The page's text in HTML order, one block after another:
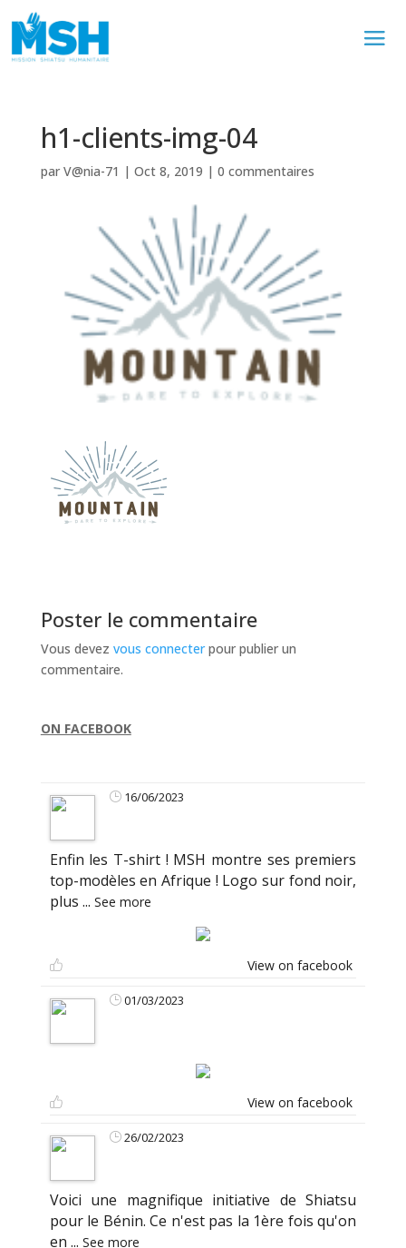
h1-clients-img-04
par V@nia-71 | Oct 8, 2019 | 0 commentaires
Poster le commentaire
Vous devez vous connecterpour publier un
commentaire.
ON FACEBOOK
16/06/2023
Enfin les T-shirt ! MSH montre ses premiers
top-modèles en Afrique ! Logo sur fond noir,
plus ... See more
View on facebook
01/03/2023
View on facebook
26/02/2023
Voici une magnifique initiative de Shiatsu
pour le Bénin. Ce n'est pas la 1ère fois qu'on
en ... See more